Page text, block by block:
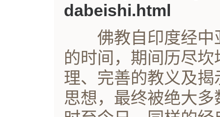
dabeishi.html
佛教自印度经中
的时间，期间历尽
理、完善的教义及
思想，最终被绝大